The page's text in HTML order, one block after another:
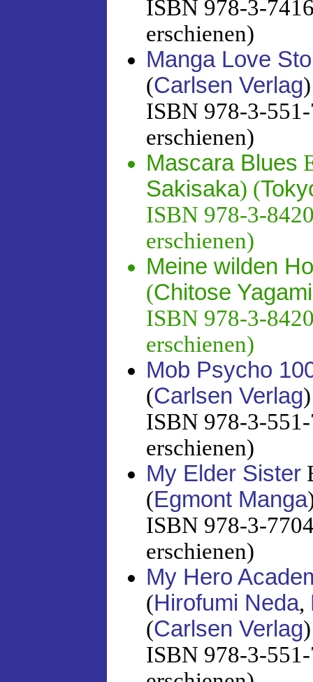
ISBN 978-3-
erschienen)
Manga Love
(Carlsen Verlag)
ISBN 978-3-
erschienen)
Mascara Blues
Sakisaka) (
ISBN 978-3-
erschienen)
Meine wilden
(Chitose Yagami
ISBN 978-3-
erschienen)
Mob Psycho
(Carlsen Verlag)
ISBN 978-3-
erschienen)
My Elder Sister
(Egmont Manga
ISBN 978-3-
erschienen)
My Hero
(Hirofumi Neda,
(Carlsen Verlag)
ISBN 978-3-